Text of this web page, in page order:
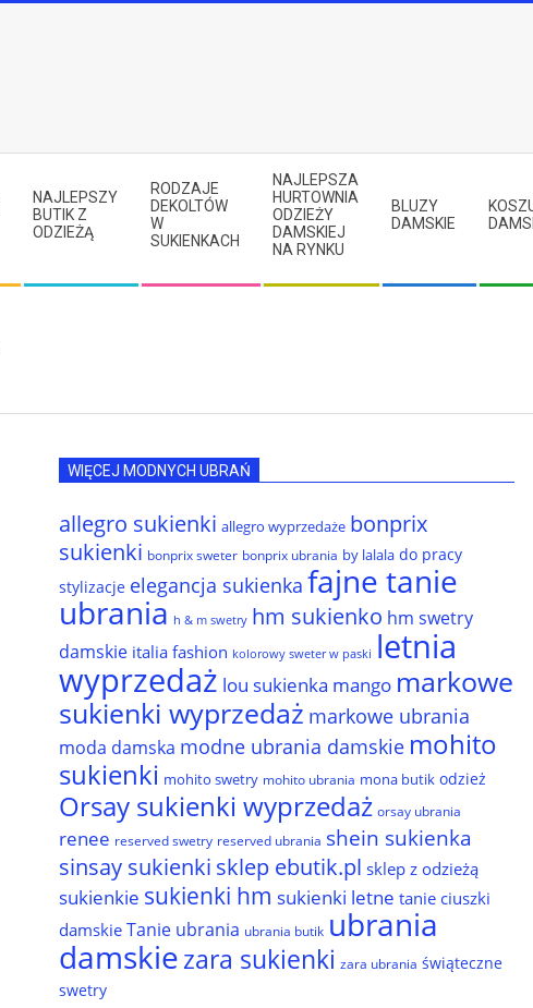
NAJLEPSZY
BUTIK Z
ODZIEŻĄ
RODZAJE
DEKOLTÓW
W
SUKIENKACH
NAJLEPSZA
HURTOWNIA
ODZIEŻY
DAMSKIEJ
NA RYNKU
BLUZY
DAMSKIE
WIĘCEJ MODNYCH UBRAŃ
allegro sukienki allegro wyprzedaże bonprix
sukienki bonprix sweter bonprix ubrania by lalala do pracy
stylizacje elegancja sukienka fajne tanie
ubrania h & m swetry hm sukienko hm swetry
damskie italia fashion kolorowy sweter w paski letnia
wyprzedaż lou sukienka mango markowe
sukienki wyprzedaż markowe ubrania
moda damska modne ubrania damskie mohito
sukienki mohito swetry mohito ubrania mona butik odzież
Orsay sukienki wyprzedaż orsay ubrania
renee reserved swetry reserved ubrania shein sukienka
sinsay sukienki sklep ebutik.pl sklep z odzieżą
sukienkie sukienki hm sukienki letne tanie ciuszki
damskie Tanie ubrania ubrania butik ubrania
damskiezara sukienki zara ubrania świąteczne
swetry